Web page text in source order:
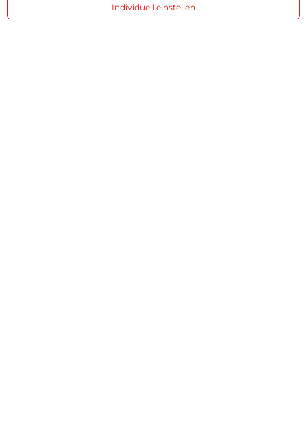
Individuell einstellen